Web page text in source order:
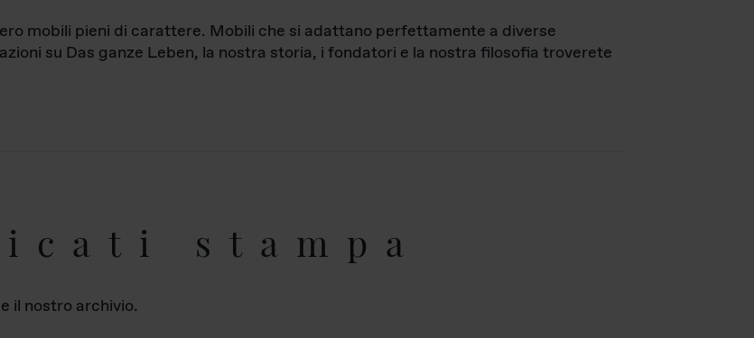
mobili pieni di carattere. Mobili che si adattano perfettamente a diverse
su Das ganze Leben, la nostra storia, i fondatori e la nostra filosofia troverete
stampa
il nostro archivio.